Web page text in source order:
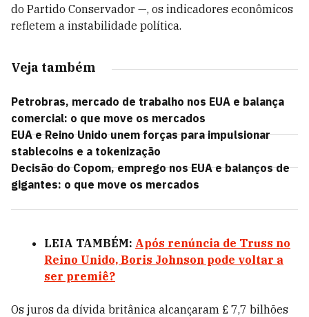
do Partido Conservador —, os indicadores econômicos
refletem a instabilidade política.
Veja também
Petrobras, mercado de trabalho nos EUA e balança
comercial: o que move os mercados
EUA e Reino Unido unem forças para impulsionar
stablecoins e a tokenização
Decisão do Copom, emprego nos EUA e balanços de
gigantes: o que move os mercados
LEIA TAMBÉM: Após renúncia de Truss no
Reino Unido, Boris Johnson pode voltar a
ser premiê?
Os juros da dívida britânica alcançaram £ 7,7 bilhões